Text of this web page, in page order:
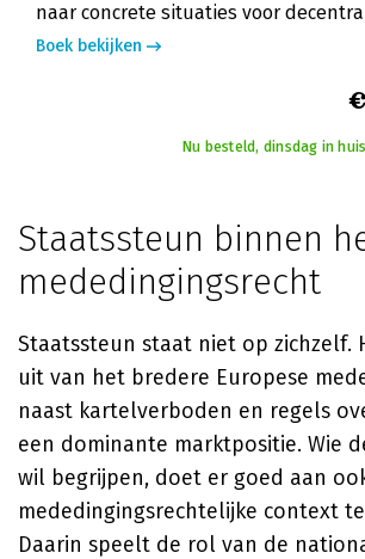
naar concrete situaties voor
Boek bekijken
Nu besteld, dinsdag in
Staatssteun binnen
mededingingsrecht
Staatssteun staat niet op zichzelf.
uit van het bredere Europese
naast kartelverboden en regels
een dominante marktpositie. Wie
wil begrijpen, doet er goed aan
mededingingsrechtelijke context
Daarin speelt de rol van de